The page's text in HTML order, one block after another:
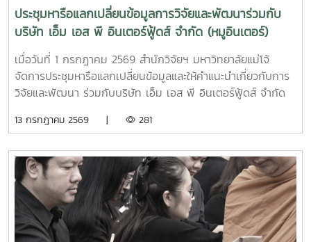
ประชุมหารือแลกเปลี่ยนข้อมูลการวิจัยและพัฒนาร่วมกับ
บริษัท เอ็ม เอส พี อินเตอร์ฟู้ดส์ จำกัด (หมูอินเตอร์)
เมื่อวันที่ 1 กรกฎาคม 2569 สำนักวิจัยฯ มหาวิทยาลัยแม่โจ้
จัดการประชุมหารือแลกเปลี่ยนข้อมูลและให้คำแนะนำเกี่ยวกับการ
วิจัยและพัฒนา ร่วมกับบริษัท เอ็ม เอส พี อินเตอร์ฟู้ดส์ จำกัด
สกุล รองอธิการบดี มหาวิทยาลัยแม่โจ้ เป็นประธานเปิดการ
พี อินเตอร์ฟู้ดส์ จำกัด และคณะ เข้าร่วมหารือแนวทางความร่วม
มือด้านการวิจัยและพัฒนาในประเด็นต่าง ๆ อาทิ การเพาะเลี้ยง
และเพาะพันธุ์ลูกปลา การเพาะเลี้ยงปลาน้ำจืดมูลค่าสูง การจัดทำ
โรงเรือนเพาะปลูกพืชระบบปิดที่มุ่งเน้นพืชให้ผลตอบแทนสูง การ
ใช้ประโยชน์และการจัดการของเสียภายในโรงงานให้เกิด
13 กรกฎาคม 2569 | 281